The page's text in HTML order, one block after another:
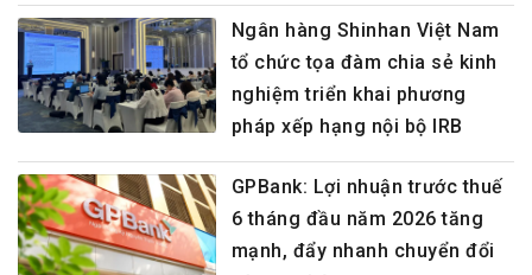
Ngân hàng Shinhan Việt Nam
tổ chức tọa đàm chia sẻ kinh
nghiệm triển khai phương
pháp xếp hạng nội bộ IRB
GPBank: Lợi nhuận trước thuế
6 tháng đầu năm 2026 tăng
mạnh, đẩy nhanh chuyển đổi